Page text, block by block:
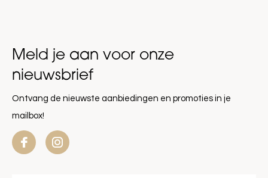
Meld je aan voor onze
nieuwsbrief
Ontvang de nieuwste aanbiedingen en promoties in je
mailbox!